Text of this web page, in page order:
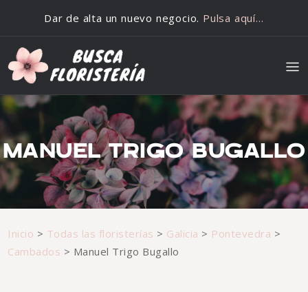
Dar de alta un nuevo negocio. Pulsa aquí…
MANUEL TRIGO BUGALLO
Inicio > Todas las floristerías > Galicia > Pontevedra >
Cambados > Manuel Trigo Bugallo